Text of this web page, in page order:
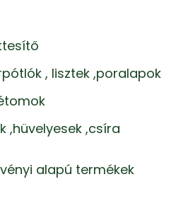
, lisztek ,poralapok
,hüvelyesek ,csíra
alapú termékek